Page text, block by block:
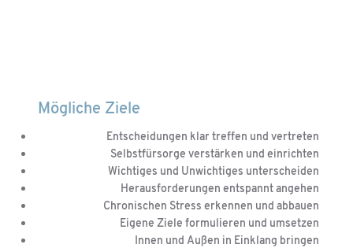
Mögliche Ziele
Entscheidungen klar treffen und vertreten
Selbstfürsorge verstärken und einrichten
Wichtiges und Unwichtiges unterscheiden
Herausforderungen entspannt angehen
Chronischen Stress erkennen und abbauen
Eigene Ziele formulieren und umsetzen
Innen und Außen in Einklang bringen